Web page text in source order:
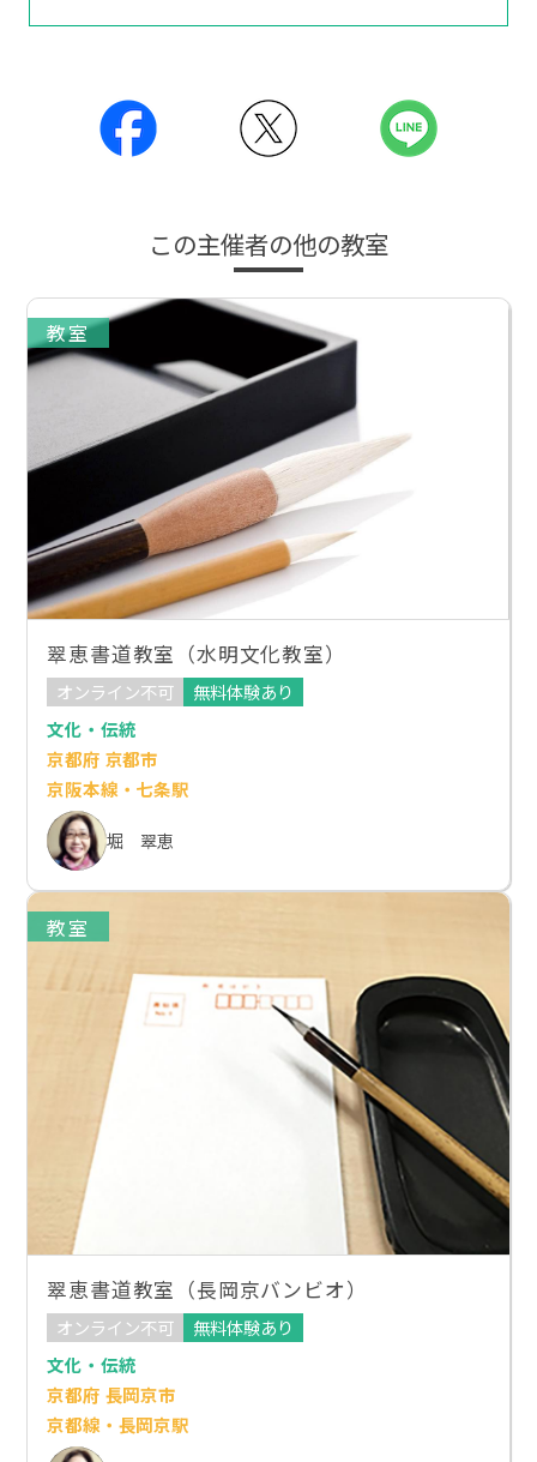
この主催者の他の教室
教室
翠恵書道教室（水明文化教室）
オンライン不可
無料体験あり
文化・伝統
京都府 京都市
京阪本線・七条駅
堀 翠恵
教室
翠恵書道教室（長岡京バンビオ）
オンライン不可
無料体験あり
文化・伝統
京都府 長岡京市
京都線・長岡京駅